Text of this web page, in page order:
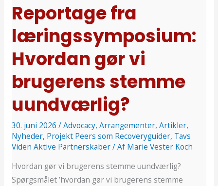
Reportage fra
læringssymposium:
Hvordan gør vi
brugerens stemme
uundværlig?
30. juni 2026 /Advocacy, Arrangementer, Artikler,
Nyheder, Projekt Peers som Recoveryguider, Tavs
Viden Aktive Partnerskaber/ Af Marie Vester Koch
Hvordan gør vi brugerens stemme uundværlig?
Spørgsmålet ’hvordan gør vi brugerens stemme
brugerens
stemme
uundværlig?